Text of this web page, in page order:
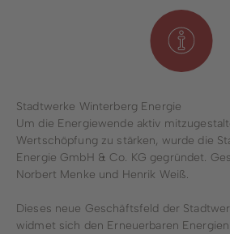
Stadtwerke Winterberg Energie
Um die Energiewende aktiv
Wertschöpfung zu stärken, wurde die
Energie GmbH & Co. KG gegründet.
Norbert Menke und Henrik Weiß.
Dieses neue Geschäftsfeld der
widmet sich den Erneuerbaren